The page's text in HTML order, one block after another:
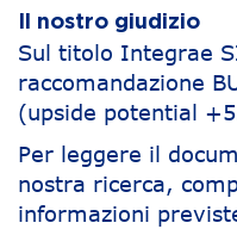
Il nostro giudizio
Sul titolo Integrae
raccomandazione
(upside potential
Per leggere il
nostra ricerca,
informazioni